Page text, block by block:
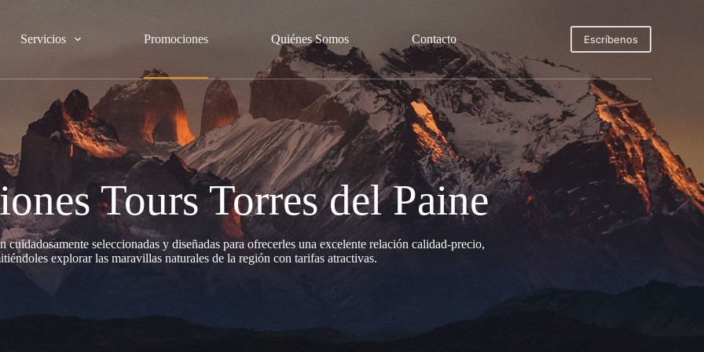
Servicios Promociones Quiénes Somos Contacto Escríbenos
Tours Torres del Paine
cuidadosamente seleccionadas y diseñadas para ofrecerles una excelente relación calidad-precio,
explorar las maravillas naturales de la región con tarifas atractivas.